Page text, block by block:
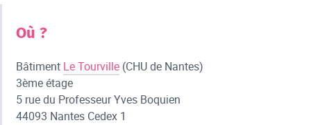
Où ?
Bâtiment Le Tourville (CHU de Nantes)
3ème étage
5 rue du Professeur Yves Boquien
44093 Nantes Cedex 1